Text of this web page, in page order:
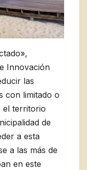
Innovación
las
con limitado o
el territorio
de
a esta
a las más de
en este